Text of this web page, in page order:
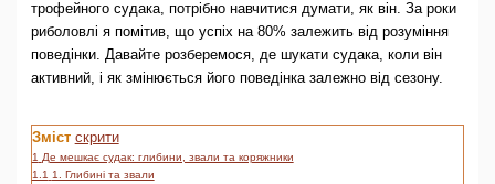
трофейного судака, потрібно навчитися думати, як він. За роки
риболовлі я помітив, що успіх на 80% залежить від розуміння
поведінки. Давайте розберемося, де шукати судака, коли він
активний, і як змінюється його поведінка залежно від сезону.
Зміст скрити
1 Де мешкає судак: глибини, звали та коряжники
1.1 1. Глибині та звали